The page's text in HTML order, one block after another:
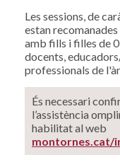
Les sessions, de
estan
amb fills i filles de 0
docents,
professionals de
És necessari
l’assistència
habilitat al web
montornes.cat/